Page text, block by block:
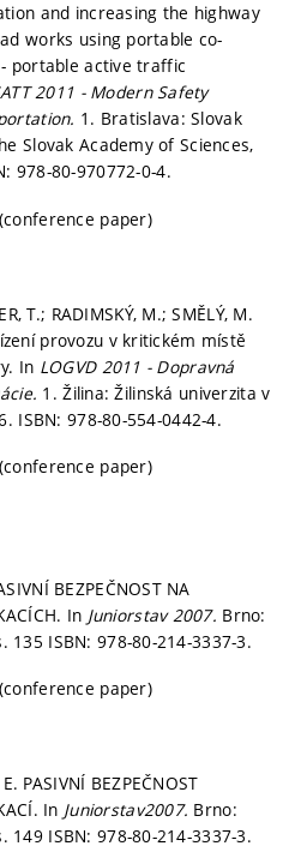
and increasing the highway
works using portable co-
portable active traffic
2011 - Modern Safety
1. Bratislava: Slovak
Slovak Academy of Sciences,
978-80-970772-0-4.
paper)
T.; RADIMSKÝ, M.; SMĚLÝ, M.
provozu v kritickém místě
In LOGVD 2011 - Dopravná
1. Žilina: Žilinská univerzita v
ISBN: 978-80-554-0442-4.
paper)
BEZPEČNOST NA
In Juniorstav 2007. Brno:
135 ISBN: 978-80-214-3337-3.
paper)
PASIVNÍ BEZPEČNOST
In Juniorstav2007. Brno:
149 ISBN: 978-80-214-3337-3.